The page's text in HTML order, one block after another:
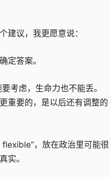
建议，我更愿意说：
定答案。
考虑，生命力也不能丢。
重要的，是以后还有调整的
，放在政治里可能很
实。